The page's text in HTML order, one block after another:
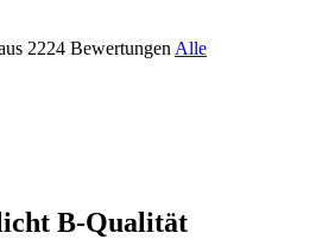
2224 Bewertungen Alle
B-Qualität